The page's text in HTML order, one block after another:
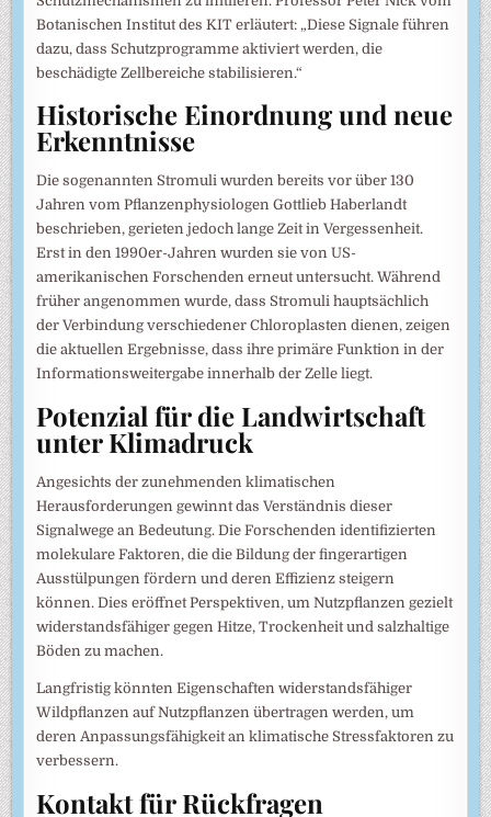
Botanischen Institut des KIT erläutert: „Diese Signale führen
dazu, dass Schutzprogramme aktiviert werden, die
beschädigte Zellbereiche stabilisieren.“
Historische Einordnung und neue
Erkenntnisse
Die sogenannten Stromuli wurden bereits vor über 130
Jahren vom Pflanzenphysiologen Gottlieb Haberlandt
beschrieben, gerieten jedoch lange Zeit in Vergessenheit.
Erst in den 1990er-Jahren wurden sie von US-
amerikanischen Forschenden erneut untersucht. Während
früher angenommen wurde, dass Stromuli hauptsächlich
der Verbindung verschiedener Chloroplasten dienen, zeigen
die aktuellen Ergebnisse, dass ihre primäre Funktion in der
Informationsweitergabe innerhalb der Zelle liegt.
Potenzial für die Landwirtschaft
unter Klimadruck
Angesichts der zunehmenden klimatischen
Herausforderungen gewinnt das Verständnis dieser
Signalwege an Bedeutung. Die Forschenden identifizierten
molekulare Faktoren, die die Bildung der fingerartigen
Ausstülpungen fördern und deren Effizienz steigern
können. Dies eröffnet Perspektiven, um Nutzpflanzen gezielt
widerstandsfähiger gegen Hitze, Trockenheit und salzhaltige
Böden zu machen.
Langfristig könnten Eigenschaften widerstandsfähiger
Wildpflanzen auf Nutzpflanzen übertragen werden, um
deren Anpassungsfähigkeit an klimatische Stressfaktoren zu
verbessern.
Kontakt für Rückfragen